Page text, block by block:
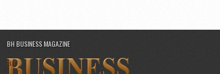
BH BUSINESS MAGAZINE